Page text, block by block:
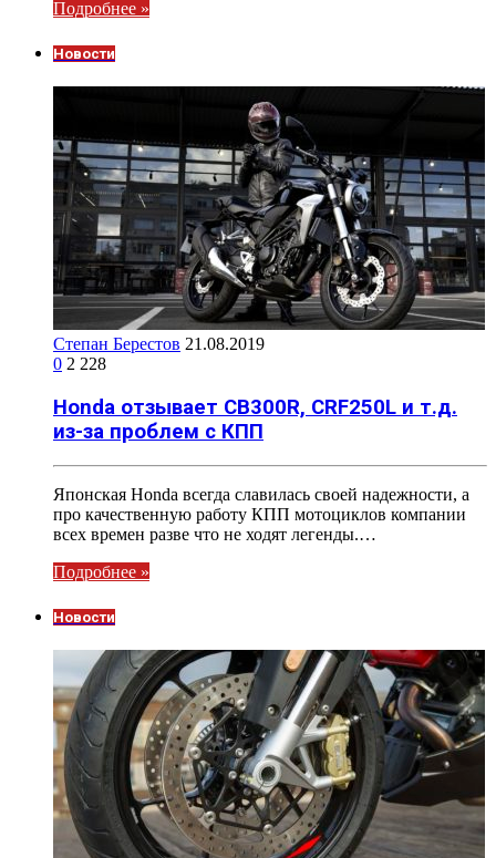
Подробнее »
Новости
Степан Берестов 21.08.2019
0 2 228
Honda отзывает CB300R, CRF250L и т.д.
из-за проблем с КПП
Японская Honda всегда славилась своей надежности, а
про качественную работу КПП мотоциклов компании
всех времен разве что не ходят легенды.…
Подробнее »
Новости